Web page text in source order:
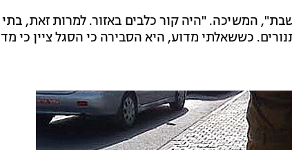
המשיכה. "היה קור כלבים באזור. למרות זאת,
כששאלתי מדוע, היא הסבירה כי הסגל ציין כי